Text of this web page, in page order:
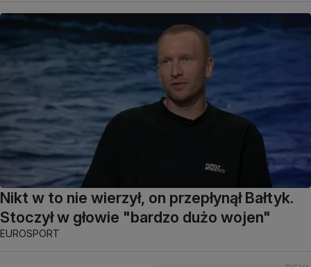
Nikt w to nie wierzył, on przepłynął Bałtyk.
Stoczył w głowie "bardzo dużo wojen"
EUROSPORT